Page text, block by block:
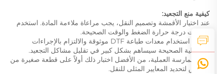
كيفية منع التجعيد:
عند اختيار الأقمشة وتصميم النقل، يجب مراعاة ملاءمة المادة. استخدم
إعدادات درجة حرارة الضغط والوقت الصحيحة.
كما أن استخدام معدات طباعة DTF موثوقة والالتزام بالإجراءات
التشغيلية الصحيحة سيساهم بشكل كبير في تقليل مشاكل التجعيد.
في الممارسة العملية، من الأفضل اختبار ذلك أولاً على قطعة صغيرة من
القماش لتحديد المعايير المثلى للنقل.